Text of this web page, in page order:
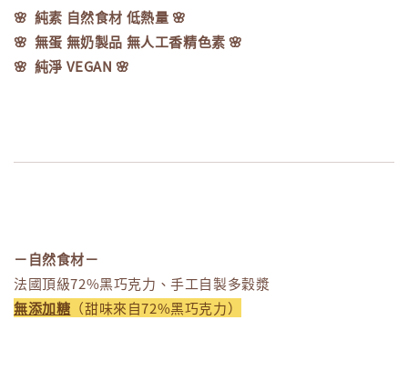
🌸 純素 自然食材 低熱量 🌸
🌸 無蛋 無奶製品 無人工香精色素 🌸
🌸 純淨 VEGAN 🌸
－自然食材－
法國頂級72%黑巧克力、手工自製多穀漿
無添加糖 （甜味來自72%黑巧克力）